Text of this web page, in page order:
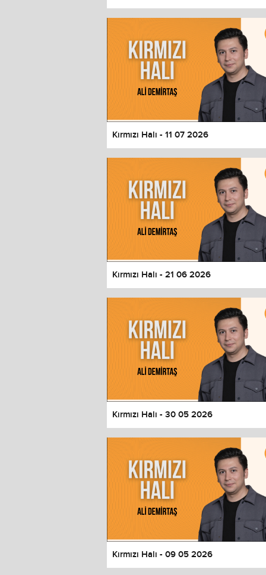
Window
Color
Transparency
Font Size
Text Edge Style
Font Family
Resetrestore all settings to the default
Close Modal Dialog
End of dialog window.
Kırmızı Halı - 11 07 2026
Kırmızı Halı - 21 06 2026
Kırmızı Halı - 30 05 2026
Kırmızı Halı - 09 05 2026